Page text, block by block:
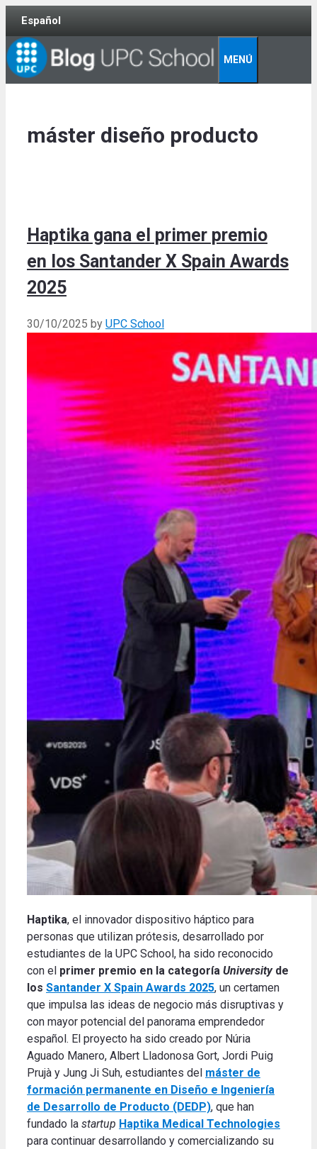
Skip
content
Español
MENÚ
máster diseño producto
Haptika gana el primer premio
en los Santander X Spain Awards
2025
30/10/2025 by UPC School
Haptika, el innovador dispositivo háptico para
personas que utilizan prótesis, desarrollado por
estudiantes de la UPC School, ha sido reconocido
con el primer premio en la categoría University de
los Santander X Spain Awards 2025, un certamen
que impulsa las ideas de negocio más disruptivas y
con mayor potencial del panorama emprendedor
español. El proyecto ha sido creado por Núria
Aguado Manero, Albert Lladonosa Gort, Jordi Puig
Prujà y Jung Ji Suh, estudiantes del máster de
formación permanente en Diseño e Ingeniería
de Desarrollo de Producto (DEDP), que han
fundado la startup Haptika Medical Technologies
para continuar desarrollando y comercializando su